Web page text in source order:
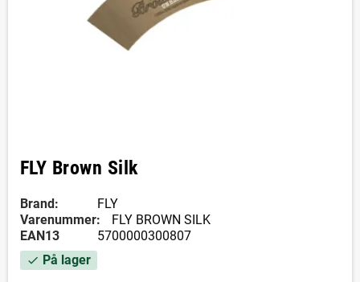
FLY Brown Silk
Brand:
FLY
Varenummer:
FLY BROWN SILK
EAN13
5700000300807
check På lager